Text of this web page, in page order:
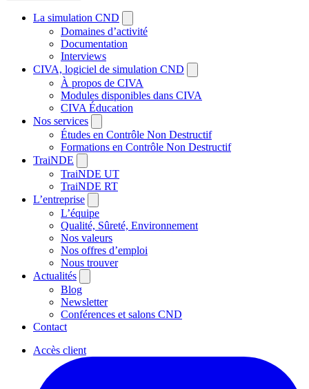
La simulation CND
Domaines d’activité
Documentation
Interviews
CIVA, logiciel de simulation CND
À propos de CIVA
Modules disponibles dans CIVA
CIVA Éducation
Nos services
Études en Contrôle Non Destructif
Formations en Contrôle Non Destructif
TraiNDE
TraiNDE UT
TraiNDE RT
L’entreprise
L’équipe
Qualité, Sûreté, Environnement
Nos valeurs
Nos offres d’emploi
Nous trouver
Actualités
Blog
Newsletter
Conférences et salons CND
Contact
Accès client